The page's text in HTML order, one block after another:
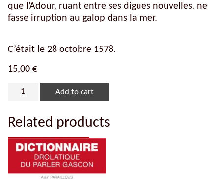
que l’Adour, ruant entre ses digues nouvelles, ne
fasse irruption au galop dans la mer.
C’était le 28 octobre 1578.
15,00 €
Add to cart
Related products